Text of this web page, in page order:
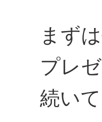
まず
プレ
続い